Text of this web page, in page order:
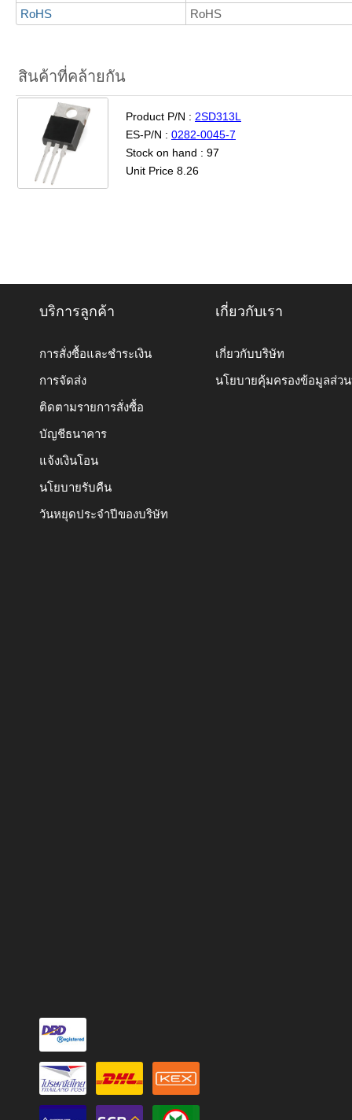
RoHS
RoHS
สินค้าที่คล้ายกัน
Product P/N : 2SD313L
ES-P/N : 0282-0045-7
Stock on hand : 97
Unit Price 8.26
บริการลูกค้า
การสั่งซื้อและชำระเงิน
การจัดส่ง
ติดตามรายการสั่งซื้อ
บัญชีธนาคาร
แจ้งเงินโอน
นโยบายรับคืน
วันหยุดประจำปีของบริษัท
เกี่ยวกับเรา
เกี่ยวกับบริษัท
นโยบายคุ้มครองข้อมูลส่ว